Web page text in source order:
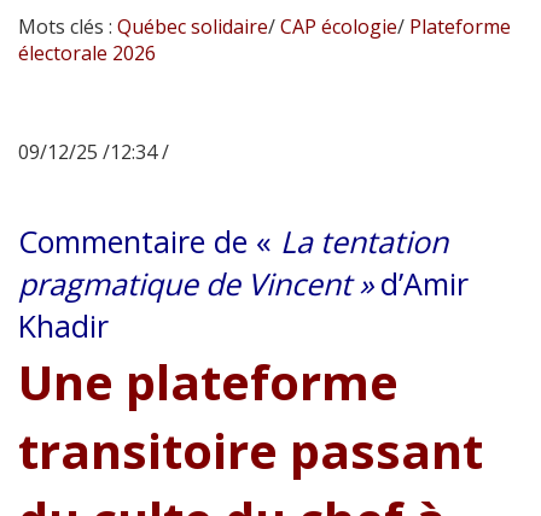
Mots clés : Québec solidaire/CAP écologie/ Plateforme
électorale 2026
09/12/25 /12:34 /
Commentaire de « La tentation
pragmatique de Vincent »d’Amir
Khadir
Une plateforme
transitoire passant